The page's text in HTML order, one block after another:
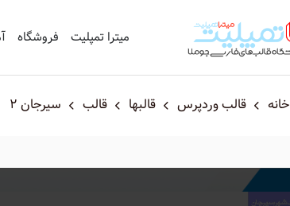
میترا تمپلیت فروشگاه
خانه قالب وردپرس قالبها قالب سیرجان 2